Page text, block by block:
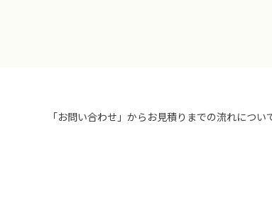
「お問い合わせ」からお見積りまでの流れについ